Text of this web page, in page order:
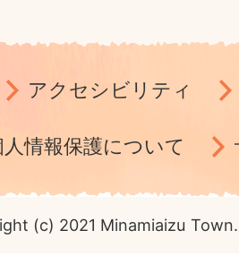
アクセシビリティ
人情報保護について
(c) 2021 Minamiaizu